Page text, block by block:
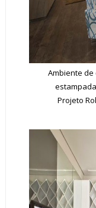
Ambiente
Projeto